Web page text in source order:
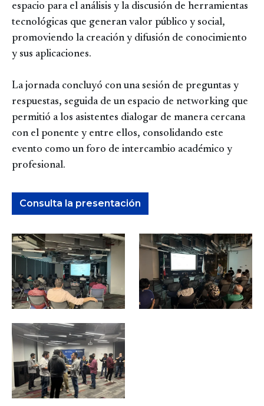
espacio para el análisis y la discusión de herramientas
tecnológicas que generan valor público y social,
promoviendo la creación y difusión de conocimiento
y sus aplicaciones.
La jornada concluyó con una sesión de preguntas y
respuestas, seguida de un espacio de networking que
permitió a los asistentes dialogar de manera cercana
con el ponente y entre ellos, consolidando este
evento como un foro de intercambio académico y
profesional.
Consulta la presentación
Image Image
Image